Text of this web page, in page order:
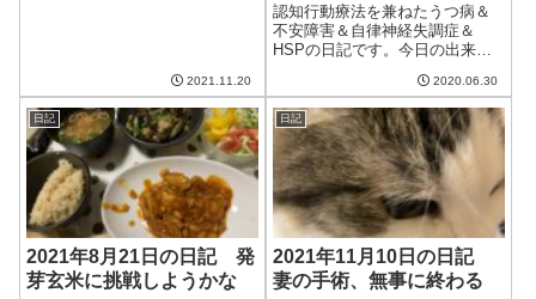
2021.11.20
認知行動療法を兼ねたうつ病＆
不安障害＆自律神経失調症＆
HSPの日記です。今日の出来事
暑い日。明日からはしばらく雨
のようなので、貴重な晴れ間と
もいえるが、蒸し暑いのは勘弁
してほしい。昨日はベルソムラ
を飲んだがあまり...
2020.06.30
日記
2021年8月21日の日記 発
芽玄米に挑戦しようかな
日記
2021年11月10日の日記
妻の手術、無事に終わる